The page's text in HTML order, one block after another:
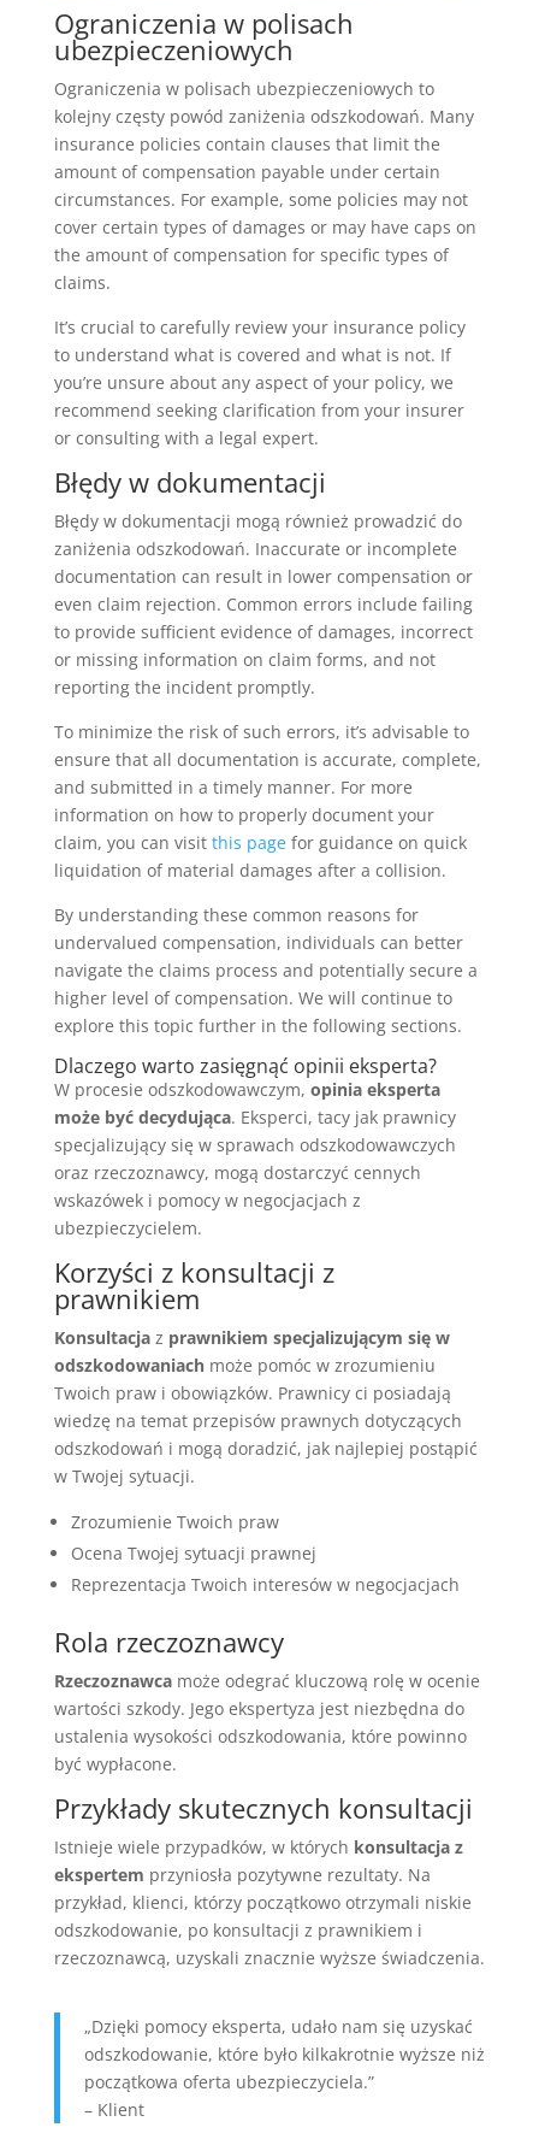
Ograniczenia w polisach
ubezpieczeniowych
Ograniczenia w polisach ubezpieczeniowych to
kolejny częsty powód zaniżenia odszkodowań. Many
insurance policies contain clauses that limit the
amount of compensation payable under certain
circumstances. For example, some policies may not
cover certain types of damages or may have caps on
the amount of compensation for specific types of
claims.
It’s crucial to carefully review your insurance policy
to understand what is covered and what is not. If
you’re unsure about any aspect of your policy, we
recommend seeking clarification from your insurer
or consulting with a legal expert.
Błędy w dokumentacji
Błędy w dokumentacji mogą również prowadzić do
zaniżenia odszkodowań. Inaccurate or incomplete
documentation can result in lower compensation or
even claim rejection. Common errors include failing
to provide sufficient evidence of damages, incorrect
or missing information on claim forms, and not
reporting the incident promptly.
To minimize the risk of such errors, it’s advisable to
ensure that all documentation is accurate, complete,
and submitted in a timely manner. For more
information on how to properly document your
claim, you can visit this pagefor guidance on quick
liquidation of material damages after a collision.
By understanding these common reasons for
undervalued compensation, individuals can better
navigate the claims process and potentially secure a
higher level of compensation. We will continue to
explore this topic further in the following sections.
Dlaczego warto zasięgnąć opinii eksperta?
W procesie odszkodowawczym, opinia eksperta
może być decydująca. Eksperci, tacy jak prawnicy
specjalizujący się w sprawach odszkodowawczych
oraz rzeczoznawcy, mogą dostarczyć cennych
wskazówek i pomocy w negocjacjach z
ubezpieczycielem.
Korzyści z konsultacji z
prawnikiem
Konsultacjaz prawnikiem specjalizującym się w
odszkodowaniachmoże pomóc w zrozumieniu
Twoich praw i obowiązków. Prawnicy ci posiadają
wiedzę na temat przepisów prawnych dotyczących
odszkodowań i mogą doradzić, jak najlepiej postąpić
w Twojej sytuacji.
Zrozumienie Twoich praw
Ocena Twojej sytuacji prawnej
Reprezentacja Twoich interesów w negocjacjach
Rola rzeczoznawcy
Rzeczoznawcamoże odegrać kluczową rolę w ocenie
wartości szkody. Jego ekspertyza jest niezbędna do
ustalenia wysokości odszkodowania, które powinno
być wypłacone.
Przykłady skutecznych konsultacji
Istnieje wiele przypadków, w których konsultacja z
ekspertem przyniosła pozytywne rezultaty. Na
przykład, klienci, którzy początkowo otrzymali niskie
odszkodowanie, po konsultacji z prawnikiem i
rzeczoznawcą, uzyskali znacznie wyższe świadczenia.
„Dzięki pomocy eksperta, udało nam się uzyskać
odszkodowanie, które było kilkakrotnie wyższe niż
początkowa oferta ubezpieczyciela.”
– Klient